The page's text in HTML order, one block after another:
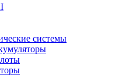
системы